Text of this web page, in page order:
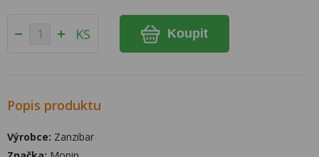
KS Koupit
Popis produktu
Výrobce: Zanzibar